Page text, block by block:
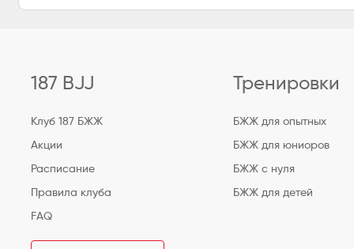
187 BJJ
Клуб 187 БЖЖ
Акции
Расписание
Правила клуба
FAQ
Тренировки
БЖЖ для опытных
БЖЖ для юниоров
БЖЖ с нуля
БЖЖ для детей